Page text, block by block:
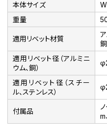
本体サイズ
重量
適用リベット材質
銅
適用リベット径（アルミニ
ウム、銅）
適用リベット径（スチー
ル、ステンレス）
付属品
m